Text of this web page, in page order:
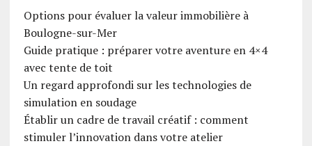
Options pour évaluer la valeur immobilière à
Boulogne-sur-Mer
Guide pratique : préparer votre aventure en 4×4
avec tente de toit
Un regard approfondi sur les technologies de
simulation en soudage
Établir un cadre de travail créatif : comment
stimuler l’innovation dans votre atelier